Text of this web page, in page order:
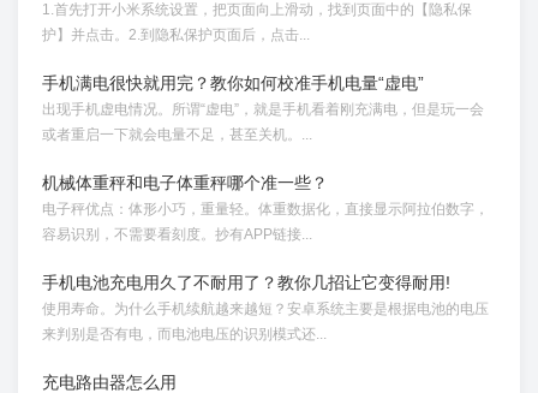
1.首先打开小米系统设置，把页面向上滑动，找到页面中的【隐私保
护】并点击。2.到隐私保护页面后，点击...
手机满电很快就用完？教你如何校准手机电量“虚电”
出现手机虚电情况。所谓“虚电”，就是手机看着刚充满电，但是玩一会
或者重启一下就会电量不足，甚至关机。...
机械体重秤和电子体重秤哪个准一些？
电子秤优点：体形小巧，重量轻。体重数据化，直接显示阿拉伯数字，
容易识别，不需要看刻度。抄有APP链接...
手机电池充电用久了不耐用了？教你几招让它变得耐用!
使用寿命。为什么手机续航越来越短？安卓系统主要是根据电池的电压
来判别是否有电，而电池电压的识别模式还...
充电路由器怎么用